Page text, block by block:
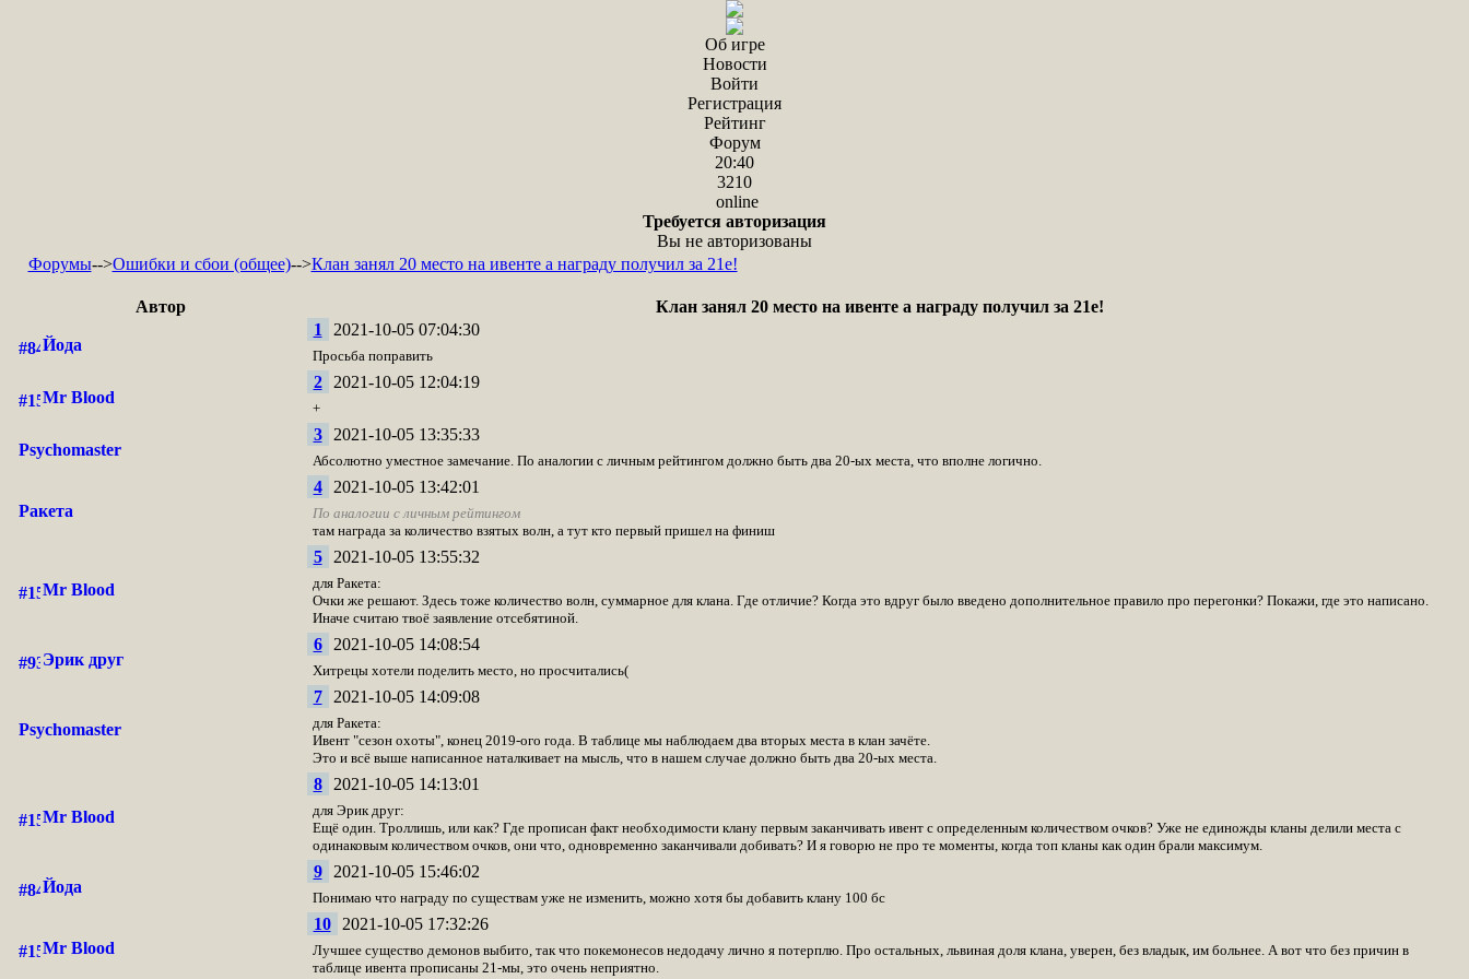
Об игре
Новости
Войти
Регистрация
Рейтинг
Форум
20:40
3210
online
Требуется авторизация
Вы не авторизованы
Форумы-->Ошибки и сбои (общее)-->Клан занял 20 место на ивенте а награду получил за 21е!
Автор Клан занял 20 место на ивенте а награду получил за 21е!
Йода
1 2021-10-05 07:04:30
Просьба поправить
Mr Blood
2 2021-10-05 12:04:19
+
Psychomaster
3 2021-10-05 13:35:33
Абсолютно уместное замечание. По аналогии с личным рейтингом должно быть два 20-ых места, что вполне логично.
Ракета
4 2021-10-05 13:42:01
По аналогии с личным рейтингом
там награда за количество взятых волн, а тут кто первый пришел на финиш
Mr Blood
5 2021-10-05 13:55:32
для Ракета:
Очки же решают. Здесь тоже количество волн, суммарное для клана. Где отличие? Когда это вдруг было введено дополнительное правило про перегонки? Покажи, где это написано.
Иначе считаю твоё заявление отсебятиной.
Эрик друг
6 2021-10-05 14:08:54
Хитрецы хотели поделить место, но просчитались(
Psychomaster
7 2021-10-05 14:09:08
для Ракета:
Ивент "сезон охоты", конец 2019-ого года. В таблице мы наблюдаем два вторых места в клан зачёте.
Это и всё выше написанное наталкивает на мысль, что в нашем случае должно быть два 20-ых места.
Mr Blood
8 2021-10-05 14:13:01
для Эрик друг:
Ещё один. Троллишь, или как? Где прописан факт необходимости клану первым заканчивать ивент с определенным количеством очков? Уже не единожды кланы делили места с
одинаковым количеством очков, они что, одновременно заканчивали добивать? И я говорю не про те моменты, когда топ кланы как один брали максимум.
Йода
9 2021-10-05 15:46:02
Понимаю что награду по существам уже не изменить, можно хотя бы добавить клану 100 бс
Mr Blood
10 2021-10-05 17:32:26
Лучшее существо демонов выбито, так что покемонесов недодачу лично я потерплю. Про остальных, львиная доля клана, уверен, без владык, им больнее. А вот что без причин в
таблице ивента прописаны 21-мы, это очень неприятно.